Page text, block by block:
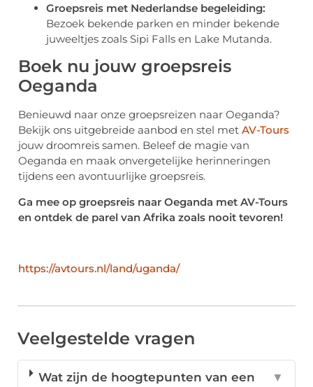
Groepsreis met Nederlandse begeleiding:
Bezoek bekende parken en minder bekende
juweeltjes zoals Sipi Falls en Lake Mutanda.
Boek nu jouw groepsreis
Oeganda
Benieuwd naar onze groepsreizen naar Oeganda?
Bekijk ons uitgebreide aanbod en stel met AV-Tours
jouw droomreis samen. Beleef de magie van
Oeganda en maak onvergetelijke herinneringen
tijdens een avontuurlijke groepsreis.
Ga mee op groepsreis naar Oeganda met AV-Tours
en ontdek de parel van Afrika zoals nooit tevoren!
https://avtours.nl/land/uganda/
Veelgestelde vragen
Wat zijn de hoogtepunten van een
▼